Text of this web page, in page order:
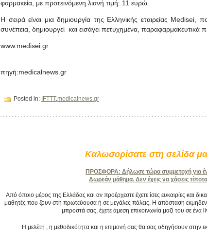
φαρμακεία, με προτεινόμενη λιανή τιμή: 11 ευρώ.
Η σειρά είναι μια δημιουργία της Ελληνικής εταιρείας
συνέπεια, δημιουργεί και εισάγει πετυχημένα, παραφαρμακευτικά
www.medisei.gr
πηγή:medicalnews.gr
Posted in: IFTTT,medicalnews.gr
Καλωσορίσατε στη σελίδα
ΠΡΟΣΦΟΡΑ: Δήλωσε τώρα συμμετοχή για
Δωρεάν μάθημα. Δεν έχεις να χάσεις
Από όποιο μέρος της Ελλάδας και αν προέρχεστε έχετε ίσες ευκαιρίες και
μαθητές που ζουν στη πρωτεύουσα ή σε μεγάλες πόλεις. Η απόσταση
μπροστά σας, έχετε άμεση επικοινωνία μαζί του σε ένα
Η μελέτη , η μεθοδικότητα και η επιμονή σας θα σας οδηγήσουν στην